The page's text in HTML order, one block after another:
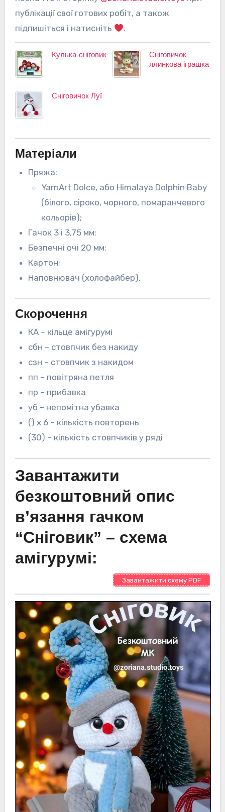
публікації свої готових робіт, а також
підпишіться і натисніть
.
Кулька-сніговик
Сніговичок –
ялинкова іграшка
Сніговичок Луї
Матеріали
Пряжа:
YarnArt Dolce, або Himalaya Dolphin Baby
(білого, сіроко, чорного, помаранчевого
кольорів);
Гачок 3 і 3,75 мм;
Безпечні очі 20 мм;
Картон;
Наповнювач (холофайбер).
Скорочення
КА – кільце амігурумі
сбн – стовпчик без накиду
сзн – стовпчик з накидом
пп – повітряна петля
пр – прибавка
уб – непомітна убавка
() х 6 – кількість повторень
(30) – кількість стовпчиків у ряді
Завантажити
безкоштовний опис
в’язання гачком
“Сніговик” – схема
амігурумі:
Завантажити схему PDF